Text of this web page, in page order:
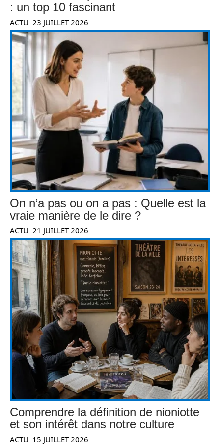
: un top 10 fascinant
ACTU 23 JUILLET 2026
On n’a pas ou on a pas : Quelle est la
vraie manière de le dire ?
ACTU 21 JUILLET 2026
Comprendre la définition de nioniotte
et son intérêt dans notre culture
ACTU 15 JUILLET 2026